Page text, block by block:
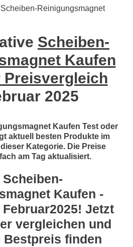
Reinigungsmagnet
Scheiben-
Kaufen
Preisvergleich
2025
Kaufen Test oder
aktuell besten Produkte im
Kategorie. Die Preise
am Tag aktualisiert.
Scheiben-
Kaufen -
Jetzt
vergleichen und
Bestpreis finden